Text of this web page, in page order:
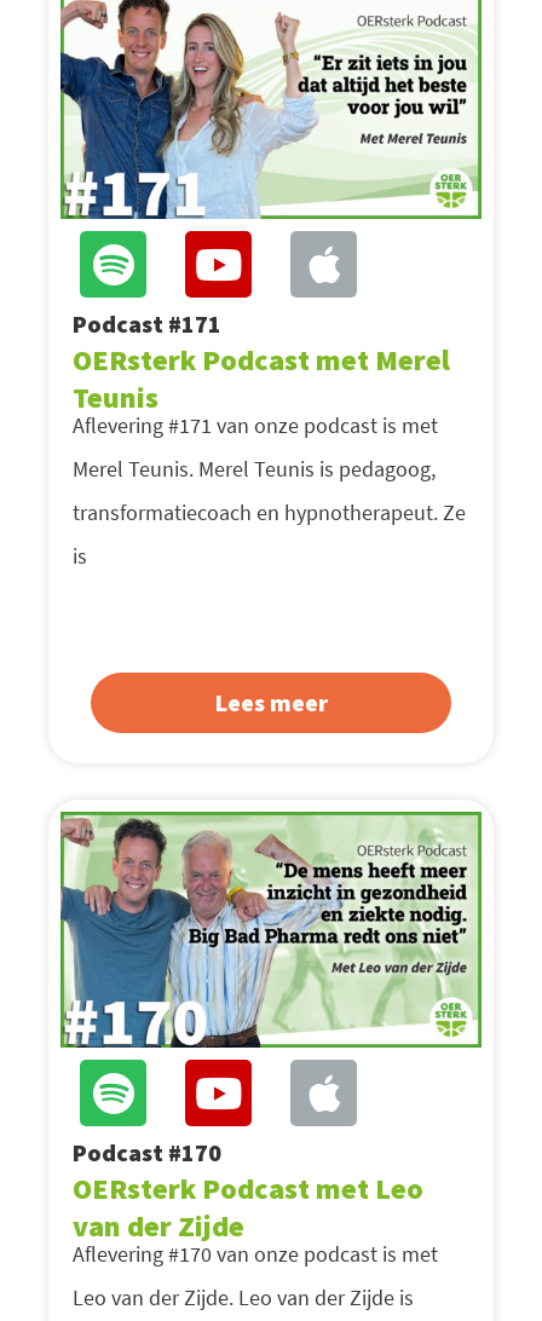
Podcast #171
OERsterk Podcast met Merel
Teunis
Aflevering #171 van onze podcast is met
Merel Teunis. Merel Teunis is pedagoog,
transformatiecoach en hypnotherapeut. Ze
is
Lees meer
Podcast #170
OERsterk Podcast met Leo
van der Zijde
Aflevering #170 van onze podcast is met
Leo van der Zijde. Leo van der Zijde is